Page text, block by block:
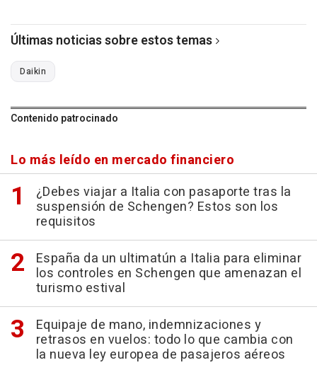
Últimas noticias sobre estos temas
Daikin
Contenido patrocinado
Lo más leído en mercado financiero
¿Debes viajar a Italia con pasaporte tras la
suspensión de Schengen? Estos son los
requisitos
España da un ultimatún a Italia para eliminar
los controles en Schengen que amenazan el
turismo estival
Equipaje de mano, indemnizaciones y
retrasos en vuelos: todo lo que cambia con
la nueva ley europea de pasajeros aéreos